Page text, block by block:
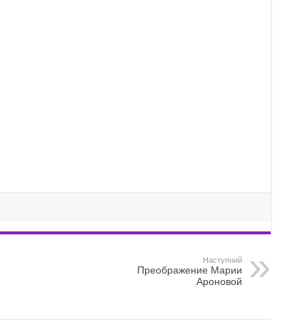
Наступний
Преображение Марии
Ароновой